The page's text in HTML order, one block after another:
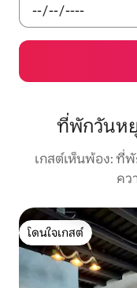
ที่พักวันห
เกสต์เห็นพ้อง: ที่
คว
โดนใจเกสต์
โดนใจเกสต์